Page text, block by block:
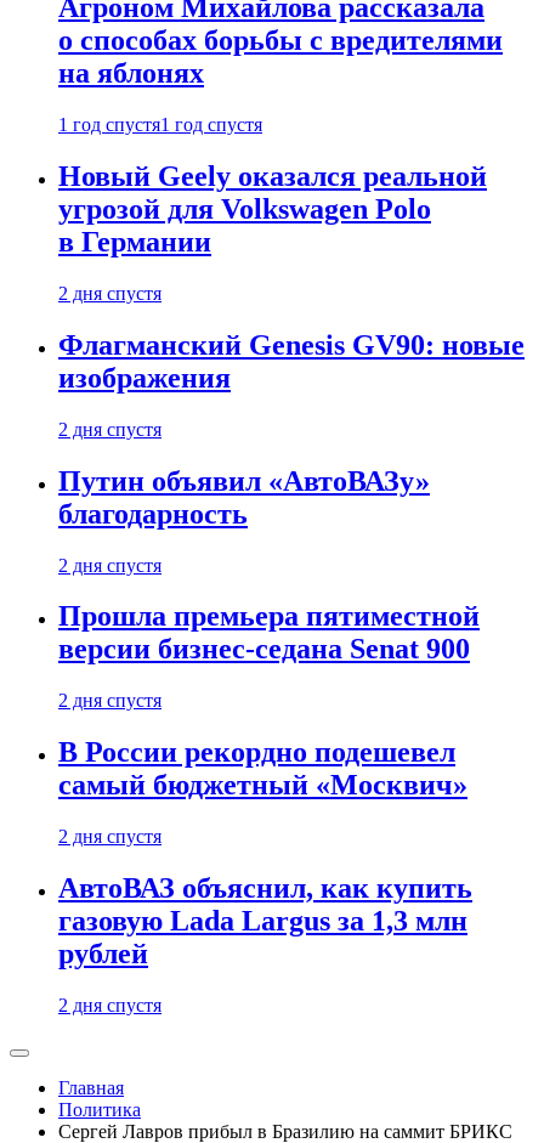
Агроном Михайлова рассказала
о способах борьбы с вредителями
на яблонях
1 год спустя1 год спустя
Новый Geely оказался реальной
угрозой для Volkswagen Polo
в Германии
2 дня спустя
Флагманский Genesis GV90: новые
изображения
2 дня спустя
Путин объявил «АвтоВАЗу»
благодарность
2 дня спустя
Прошла премьера пятиместной
версии бизнес-седана Senat 900
2 дня спустя
В России рекордно подешевел
самый бюджетный «Москвич»
2 дня спустя
АвтоВАЗ объяснил, как купить
газовую Lada Largus за 1,3 млн
рублей
2 дня спустя
Главная
Политика
Сергей Лавров прибыл в Бразилию на саммит БРИКС